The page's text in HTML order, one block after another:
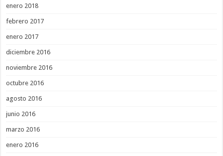
enero 2018
febrero 2017
enero 2017
diciembre 2016
noviembre 2016
octubre 2016
agosto 2016
junio 2016
marzo 2016
enero 2016